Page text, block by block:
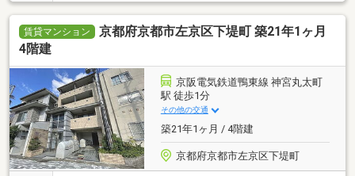
賃貸マンション
京都府京都市左京区下堤町 築21年1ヶ月
4階建
京阪電気鉄道鴨東線 神宮丸太町
駅 徒歩1分
その他の交通
築21年1ヶ月 / 4階建
京都府京都市左京区下堤町